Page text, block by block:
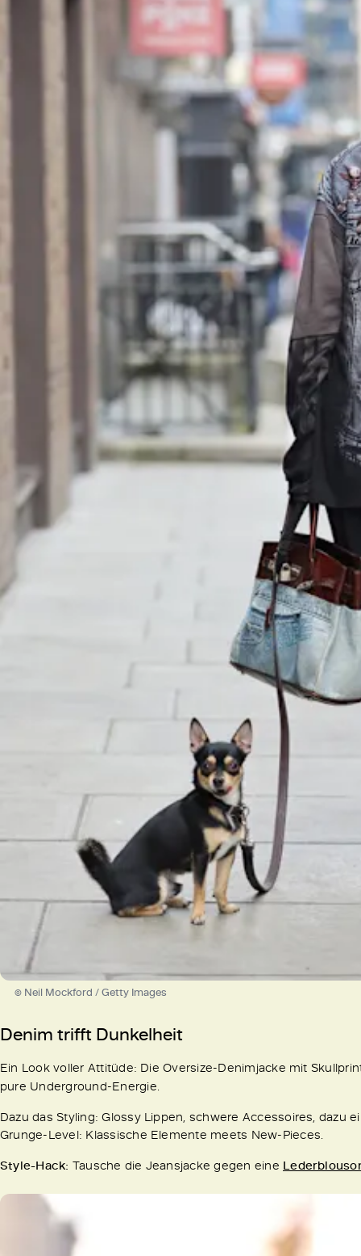
© Neil Mockford / Getty Images
Denim trifft Dunkelheit
Ein Look voller Attitüde: Die Oversize-Denimjacke mit
pure Underground-Energie.
Dazu das Styling: Glossy Lippen, schwere Accessoires, dazu
Grunge-Level: Klassische Elemente meets New-Pieces.
Style-Hack: Tausche die Jeansjacke gegen eine